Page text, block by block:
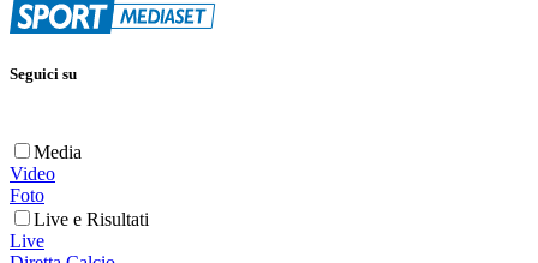
Seguici su
Media
Video
Foto
Live e Risultati
Live